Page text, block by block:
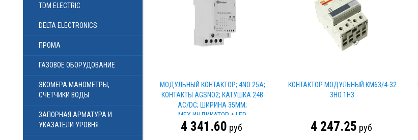
TDM ELECTRIC
DELTA ELECTRONICS
ПРОМА
ГАЗОВОЕ ОБОРУДОВАНИЕ
ЭКОМЕРА МАНОМЕТРЫ,
СЧЕТЧИКИ ВОДЫ
ЗАПОРНАЯ АРМАТУРА И
УКАЗАТЕЛИ УРОВНЯ
МОДУЛЬНЫЙ КОНТАКТОР; 4NO 25А;
КОНТАКТЫ AGSNO2; КАТУШКА 24В
АС/DC; ШИРИНА 35ММ;
МЕХ.ИНДИКАТОР + LED
4 341.60 руб
КОНТАКТОР МОДУЛЬНЫЙ КМ63/4-32
3НО 1НЗ
4 247.25 руб